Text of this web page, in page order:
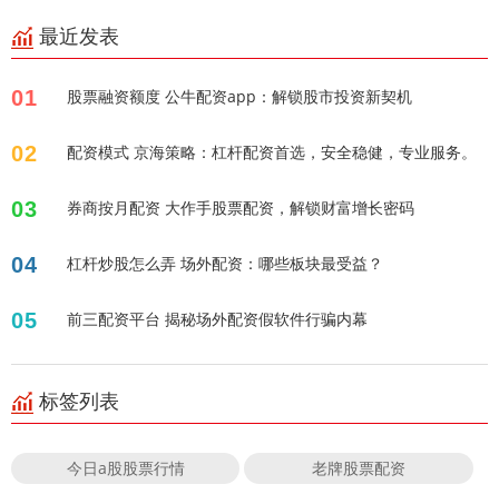
最近发表
01 股票融资额度 公牛配资app：解锁股市投资新契机
02 配资模式 京海策略：杠杆配资首选，安全稳健，专业服务。
03 券商按月配资 大作手股票配资，解锁财富增长密码
04 杠杆炒股怎么弄 场外配资：哪些板块最受益？
05 前三配资平台 揭秘场外配资假软件行骗内幕
标签列表
今日a股股票行情 老牌股票配资